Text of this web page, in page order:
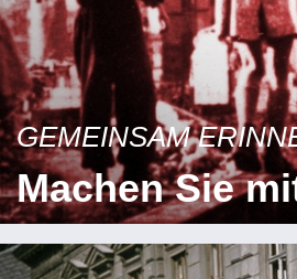
GEMEINSAM
Machen Sie